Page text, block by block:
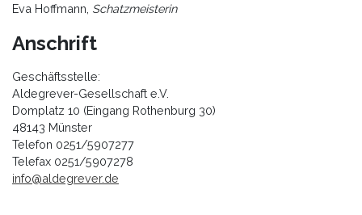
Eva Hoffmann, Schatzmeisterin
Anschrift
Geschäftsstelle:
Aldegrever-Gesellschaft e.V.
Domplatz 10 (Eingang Rothenburg 30)
48143 Münster
Telefon 0251/5907277
Telefax 0251/5907278
info@aldegrever.de